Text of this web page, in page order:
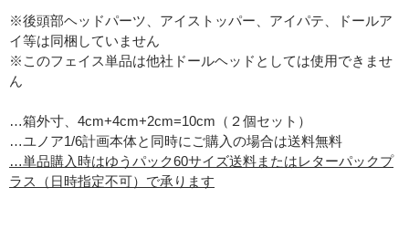
※後頭部ヘッドパーツ、アイストッパー、アイパテ、ドールア
イ等は同梱していません
※このフェイス単品は他社ドールヘッドとしては使用できませ
ん
…箱外寸、4cm+4cm+2cm=10cm（２個セット）
…ユノア1/6計画本体と同時にご購入の場合は送料無料
…単品購入時はゆうパック60サイズ送料またはレターパックプ
ラス（日時指定不可）で承ります